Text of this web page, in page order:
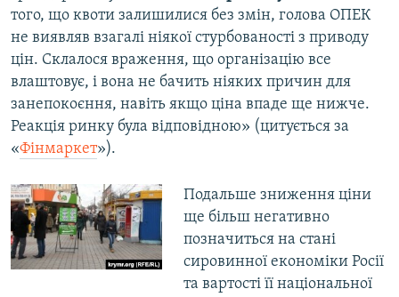
того, що квоти залишилися без змін, голова ОПЕК
не виявляв взагалі ніякої стурбованості з приводу
цін. Склалося враження, що організацію все
влаштовує, і вона не бачить ніяких причин для
занепокоєння, навіть якщо ціна впаде ще нижче.
Реакція ринку була відповідною» (цитується за
«Фінмаркет»).
Подальше зниження ціни
ще більш негативно
позначиться на стані
сировинної економіки Росії
та вартості її національної